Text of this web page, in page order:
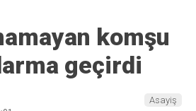
komşu
geçirdi
Asayiş